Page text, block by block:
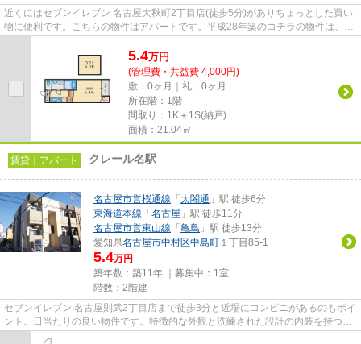
近くにはセブンイレブン 名古屋大秋町2丁目店(徒歩5分)がありちょっとした買い
物に便利です。こちらの物件はアパートです。平成28年築のコチラの物件は、落
5.4万円
(管理費・共益費 4,000円)
敷：0ヶ月｜礼：0ヶ月
所在階：1階
間取り：1K＋1S(納戸)
面積：21.04㎡
賃貸｜アパート クレール名駅
名古屋市営桜通線 「 太閤通 」駅 徒歩6分
東海道本線 「 名古屋 」駅 徒歩11分
名古屋市営東山線 「 亀島 」駅 徒歩13分
愛知県名古屋市中村区中島町 １丁目85-1
5.4万円
築年数：築11年 ｜募集中： 1室
階数：2階建
セブンイレブン 名古屋則武2丁目店まで徒歩3分と近場にコンビニがあるのもポイ
ント。日当たりの良い物件です。特徴的な外観と洗練された設計の内装を持つデ